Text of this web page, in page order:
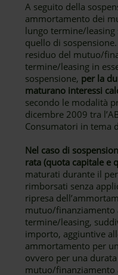
A seguito della
ammortamento dei
lungo termine/
quello di
residuo del mutuo/
termine/leasing in
sospensione, per la
maturano interessi
secondo le modalità
dicembre 2009 tra
Consumatori in tema
Nel caso di
rata (quota capitale e
maturati durante il
rimborsati senza
ripresa
mutuo/finanziamento
termine/leasing,
importo, aggiuntive
ammortamento per
ovvero per una
mutuo/finanziamento